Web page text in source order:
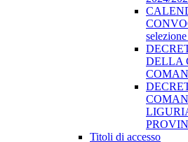
DELLA
Titoli di accesso